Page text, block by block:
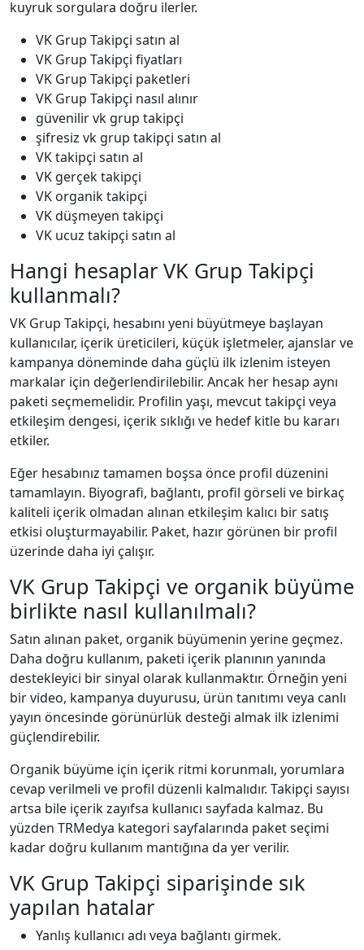
kuyruk sorgulara doğru ilerler.
VK Grup Takipçi satın al
VK Grup Takipçi fiyatları
VK Grup Takipçi paketleri
VK Grup Takipçi nasıl alınır
güvenilir vk grup takipçi
şifresiz vk grup takipçi satın al
VK takipçi satın al
VK gerçek takipçi
VK organik takipçi
VK düşmeyen takipçi
VK ucuz takipçi satın al
Hangi hesaplar VK Grup Takipçi
kullanmalı?
VK Grup Takipçi, hesabını yeni büyütmeye başlayan
kullanıcılar, içerik üreticileri, küçük işletmeler, ajanslar ve
kampanya döneminde daha güçlü ilk izlenim isteyen
markalar için değerlendirilebilir. Ancak her hesap aynı
paketi seçmemelidir. Profilin yaşı, mevcut takipçi veya
etkileşim dengesi, içerik sıklığı ve hedef kitle bu kararı
etkiler.
Eğer hesabınız tamamen boşsa önce profil düzenini
tamamlayın. Biyografi, bağlantı, profil görseli ve birkaç
kaliteli içerik olmadan alınan etkileşim kalıcı bir satış
etkisi oluşturmayabilir. Paket, hazır görünen bir profil
üzerinde daha iyi çalışır.
VK Grup Takipçi ve organik büyüme
birlikte nasıl kullanılmalı?
Satın alınan paket, organik büyümenin yerine geçmez.
Daha doğru kullanım, paketi içerik planının yanında
destekleyici bir sinyal olarak kullanmaktır. Örneğin yeni
bir video, kampanya duyurusu, ürün tanıtımı veya canlı
yayın öncesinde görünürlük desteği almak ilk izlenimi
güçlendirebilir.
Organik büyüme için içerik ritmi korunmalı, yorumlara
cevap verilmeli ve profil düzenli kalmalıdır. Takipçi sayısı
artsa bile içerik zayıfsa kullanıcı sayfada kalmaz. Bu
yüzden TRMedya kategori sayfalarında paket seçimi
kadar doğru kullanım mantığına da yer verilir.
VK Grup Takipçi siparişinde sık
yapılan hatalar
Yanlış kullanıcı adı veya bağlantı girmek.